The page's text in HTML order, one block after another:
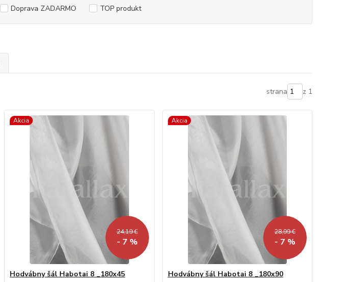
Doprava ZADARMO TOP produkt
strana z 1
Akcia
24,19 €
- 7 %
Hodvábny šál Habotai 8 _180x45
Akcia
28,99 €
- 7 %
Hodvábny šál Habotai 8 _180x90